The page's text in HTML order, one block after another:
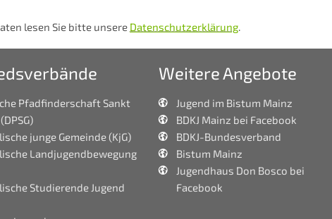
lesen Sie bitte unsere Datenschutzerklärung.
Pfadfinderschaft Sankt
junge Gemeinde (KjG)
Landjugendbewegung
Studierende Jugend
Weitere Angebote
Jugend im Bistum Mainz
BDKJ Mainz bei Facebook
BDKJ-Bundesverband
Bistum Mainz
Jugendhaus Don Bosco bei
Facebook